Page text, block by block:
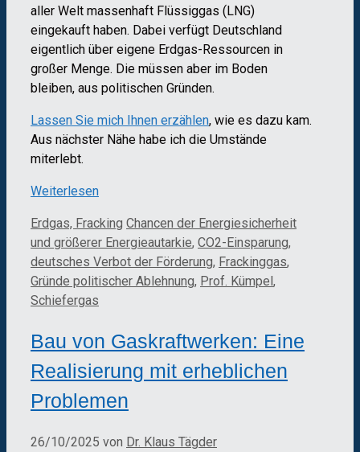
aller Welt massenhaft Flüssiggas (LNG)
eingekauft haben. Dabei verfügt Deutschland
eigentlich über eigene Erdgas-Ressourcen in
großer Menge. Die müssen aber im Boden
bleiben, aus politischen Gründen.
Lassen Sie mich Ihnen erzählen, wie es dazu kam.
Aus nächster Nähe habe ich die Umstände
miterlebt.
Weiterlesen
Kategorien
Erdgas, Fracking Schlagwörter
Chancen der Energiesicherheit
und größerer Energieautarkie, CO2-Einsparung,
deutsches Verbot der Förderung, Frackinggas,
Gründe politischer Ablehnung, Prof. Kümpel,
Schiefergas
Bau von Gaskraftwerken: Eine
Realisierung mit erheblichen
Problemen
26/10/2025 von Dr. Klaus Tägder